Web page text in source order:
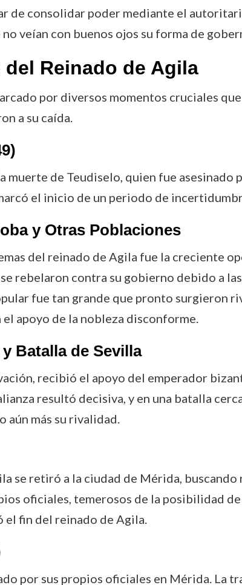
de consolidar poder mediante el
veían con buenos ojos su forma de
Reinado de Agila
por diversos momentos cruciales
a su caída.
de Teudiselo, quien fue asesinado
el inicio de un periodo de
y Otras Poblaciones
del reinado de Agila fue la creciente
rebelaron contra su gobierno debido a
fue tan grande que pronto surgieron
apoyo de la nobleza disconforme.
Batalla de Sevilla
recibió el apoyo del emperador
resultó decisiva, y en una batalla
aún más su rivalidad.
se retiró a la ciudad de Mérida,
oficiales, temerosos de la posibilidad
el fin del reinado de Agila.
por sus propios oficiales en Mérida. La